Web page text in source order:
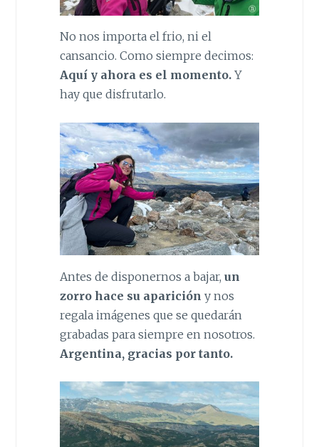
No nos importa el frio, ni el
cansancio. Como siempre decimos:
Aquí y ahora es el momento.Y
hay que disfrutarlo.
Antes de disponernos a bajar, un
zorro hace su aparición y nos
regala imágenes que se quedarán
grabadas para siempre en nosotros.
Argentina, gracias por tanto.